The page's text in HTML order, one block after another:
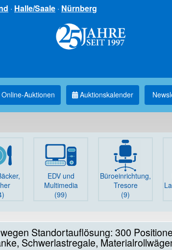
· Halle/Saale · Nürnberg
Online-Auktionen Auktionskalender
EDV und
Multimedia
(99)
Büro­einrichtung,
Tresore
(9)
Standortauflösung: 300
Schwerlastregale,